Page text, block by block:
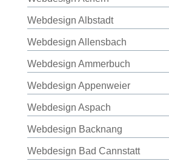
Webdesign Albstadt
Webdesign Allensbach
Webdesign Ammerbuch
Webdesign Appenweier
Webdesign Aspach
Webdesign Backnang
Webdesign Bad Cannstatt